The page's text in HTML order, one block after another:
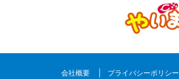
会社概要 プライバシーポリシー